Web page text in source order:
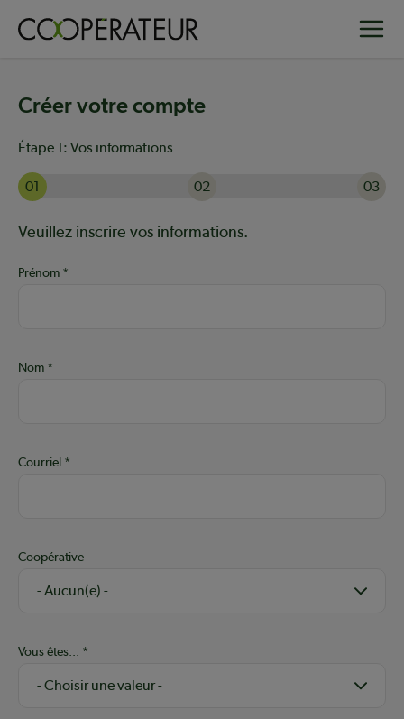
Créer votre compte
Étape 1: Vos informations
01 02
03
Aide :
Veuillez inscrire vos informations.
Prénom
Nom
Courriel
Coopérative
Vous êtes...